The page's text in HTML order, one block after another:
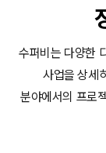
수퍼비는 다양한
사업을 상세
분야에서의 프로